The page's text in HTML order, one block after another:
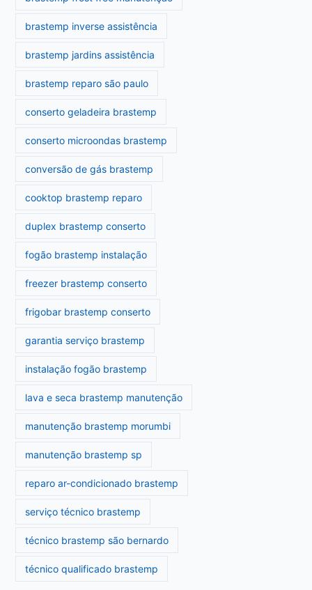
brastemp inverse assistência
brastemp jardins assistência
brastemp reparo são paulo
conserto geladeira brastemp
conserto microondas brastemp
conversão de gás brastemp
cooktop brastemp reparo
duplex brastemp conserto
fogão brastemp instalação
freezer brastemp conserto
frigobar brastemp conserto
garantia serviço brastemp
instalação fogão brastemp
lava e seca brastemp manutenção
manutenção brastemp morumbi
manutenção brastemp sp
reparo ar-condicionado brastemp
serviço técnico brastemp
técnico brastemp são bernardo
técnico qualificado brastemp